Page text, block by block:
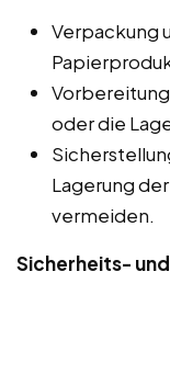
Verpackung
oder die
Lagerung
vermeiden.
Sicherheits-